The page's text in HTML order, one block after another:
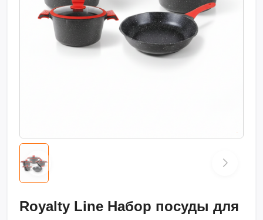
Royalty Line Набор посуды для